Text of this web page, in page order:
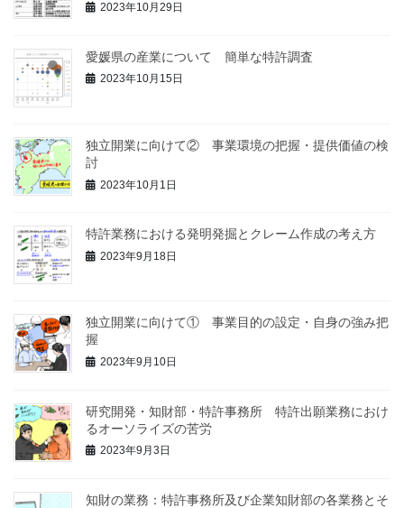
2023年10月29日
愛媛県の産業について 簡単な特許調査
2023年10月15日
独立開業に向けて② 事業環境の把握・提供価値の検
討
2023年10月1日
特許業務における発明発掘とクレーム作成の考え方
2023年9月18日
独立開業に向けて① 事業目的の設定・自身の強み把
握
2023年9月10日
研究開発・知財部・特許事務所 特許出願業務におけ
るオーソライズの苦労
2023年9月3日
知財の業務：特許事務所及び企業知財部の各業務とそ